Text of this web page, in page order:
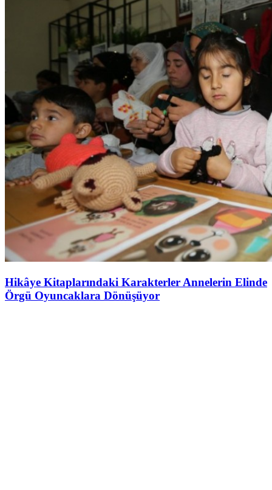
Hikâye Kitaplarındaki Karakterler Annelerin Elinde
Örgü Oyuncaklara Dönüşüyor